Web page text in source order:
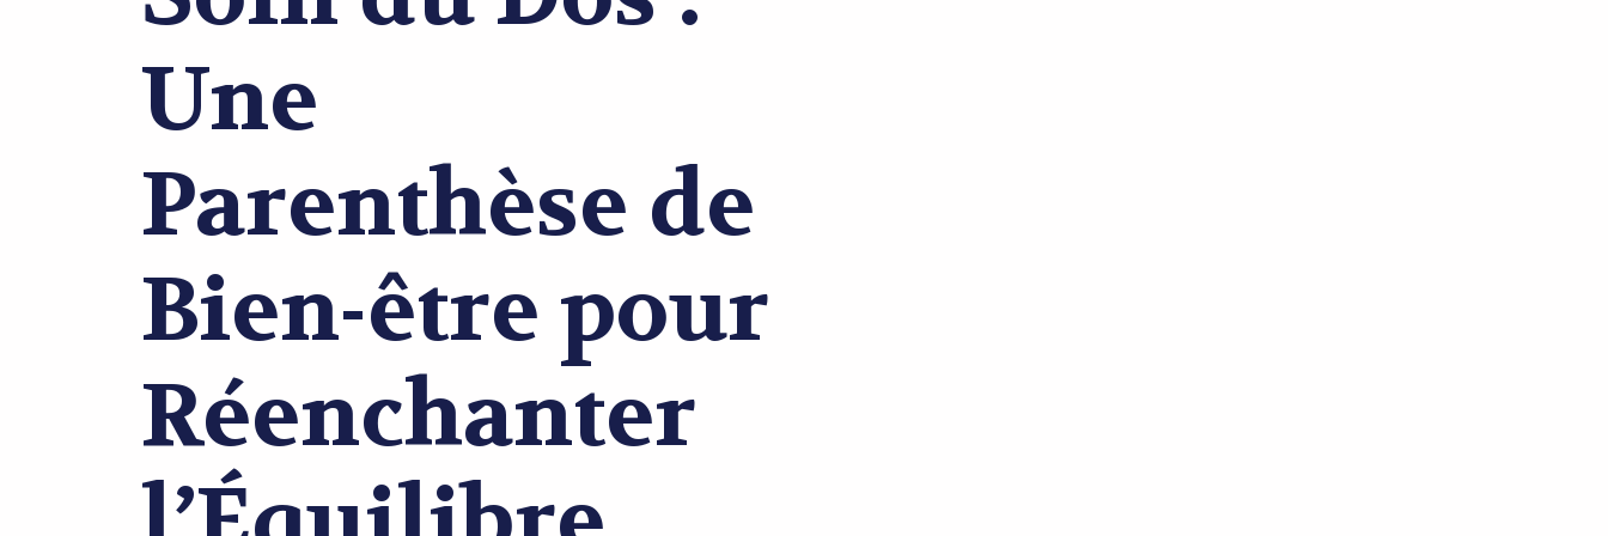
Une
Parenthèse de
Bien-être pour
Réenchanter